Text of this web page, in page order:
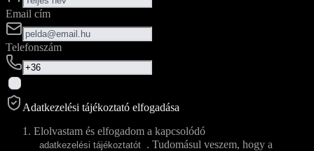
Email cím
Telefonszám
Adatkezelési tájékoztató elfogadása
Elolvastam és elfogadom a kapcsolódó
adatkezelési tájékoztatót . Tudomásul veszem, hogy a